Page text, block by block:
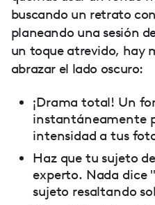
buscando un retrato
planeando una sesión
un toque atrevido, hay
abrazar el lado oscuro:
¡Drama total! Un
instantáneamente
intensidad a tus
Haz que tu sujeto
experto. Nada dice
sujeto resaltando